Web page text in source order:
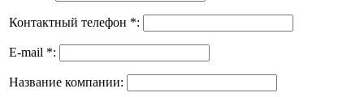
Контактный телефон *:
E-mail *:
Название компании: